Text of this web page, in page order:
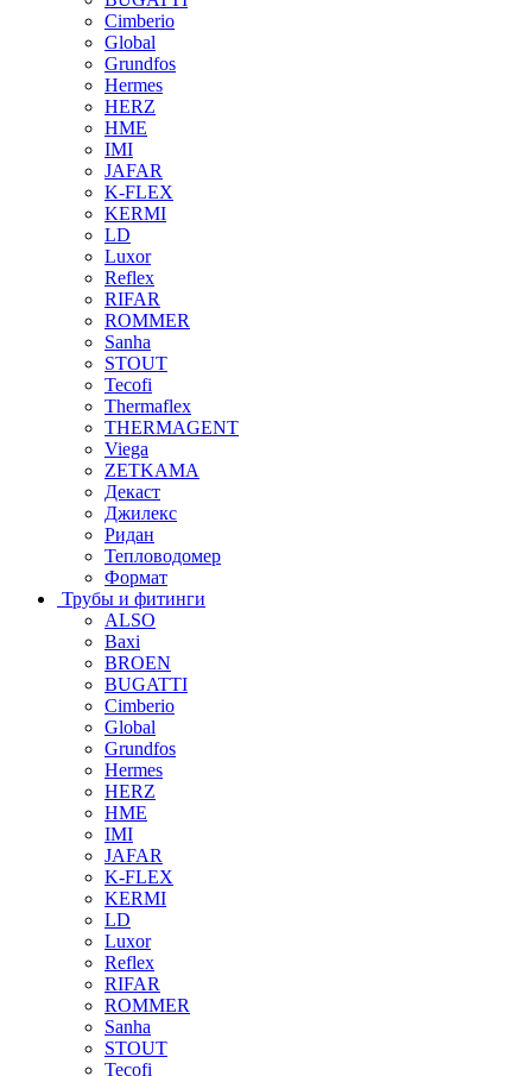
Cimberio
Global
Grundfos
Hermes
HERZ
HME
IMI
JAFAR
K-FLEX
KERMI
LD
Luxor
Reflex
RIFAR
ROMMER
Sanha
STOUT
Tecofi
Thermaflex
THERMAGENT
Viega
ZETKAMA
Декаст
Джилекс
Ридан
Тепловодомер
Формат
Трубы и фитинги
ALSO
Baxi
BROEN
BUGATTI
Cimberio
Global
Grundfos
Hermes
HERZ
HME
IMI
JAFAR
K-FLEX
KERMI
LD
Luxor
Reflex
RIFAR
ROMMER
Sanha
STOUT
Tecofi